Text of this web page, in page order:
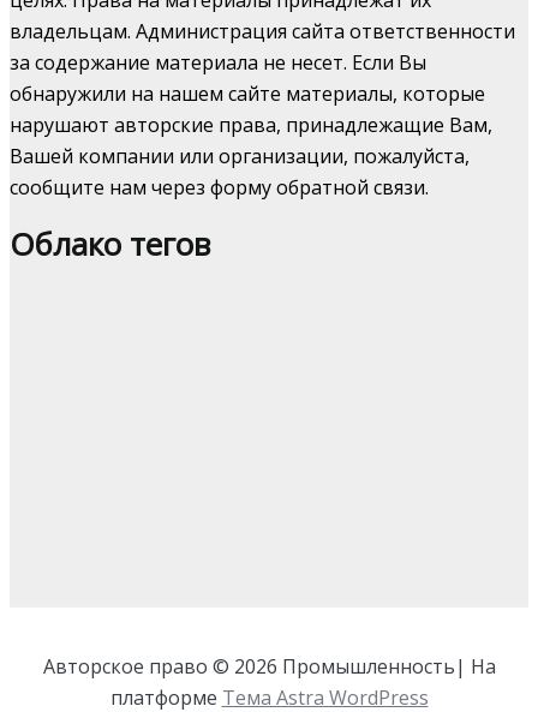
владельцам. Администрация сайта ответственности
за содержание материала не несет. Если Вы
обнаружили на нашем сайте материалы, которые
нарушают авторские права, принадлежащие Вам,
Вашей компании или организации, пожалуйста,
сообщите нам через форму обратной связи.
Облако тегов
Авторское право © 2026 Промышленность| На
платформе Тема Astra WordPress